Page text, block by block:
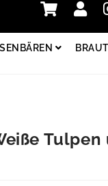
Tulpen